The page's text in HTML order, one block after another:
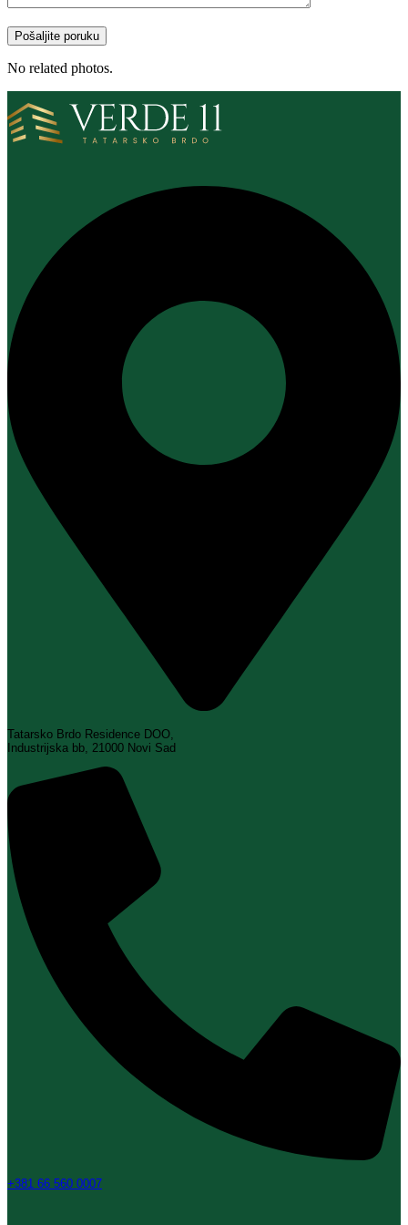
No related photos.
Tatarsko Brdo Residence DOO,
Industrijska bb, 21000 Novi Sad
+381 66 560 0007